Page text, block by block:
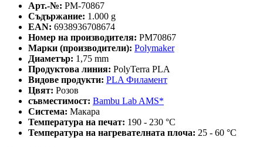
Арт.-№: PM-70867
Съдържание: 1.000 g
EAN: 6938936708674
Номер на производителя: PM70867
Марки (производители): Polymaker
Диаметър: 1,75 mm
Продуктова линия: PolyTerra PLA
Видове продукти: PLA Филамент
Цвят: Розов
съвместимост: Bambu Lab AMS*
Система: Макара
Температура на печат: 190 - 230 °C
Температура на нагревателната плоча: 25 - 60 °C